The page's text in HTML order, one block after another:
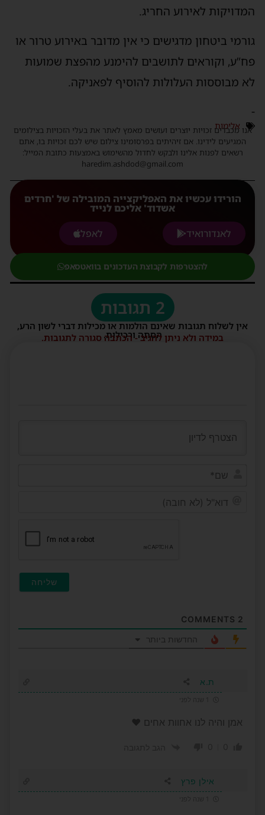
המדויקות לאירוע החריג.
גורמי ביטחון מדגישים כי אין מדובר באירוע טרור או
פח”ע, וקוראים לתושבים להימנע מהפצת שמועות
לא מבוססות העלולות להוסיף לפאניקה.
-
אלימות
אנו מכבדים זכויות יוצרים ועושים מאמץ לאתר את בעלי הזכויות בצילומים
המגיעים לידינו. אם זיהיתים בפרסומינו צילום שיש לכם זכויות בו, אתם
רשאים לפנות אלינו ולבקש לחדול מהשימוש באמצעות כתובת המייל:
haredim.ashdod@gmail.com
הורידו עכשיו את האפליקצייה המובילה של 'חרדים
אשדוד' אליכם לנייד
לאנדורואיד
לאפל
להצטרפות לקבוצת העדכונים בוואטסאפ
2 תגובות
אין לשלוח תגובות שאינם הולמות או מכילות דברי לשון הרע,
הסתה ורכילות.
במידה ולא ניתן להגיב - הכתבה סגורה לתגובות.
2
החדשות ביותר
ת.א
אמן והיה לנו אחוות אחים ❤️
אילן פרץ